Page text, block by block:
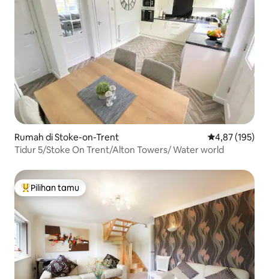
Rumah di Stoke-on-Trent Nilai rata-rata
4,87 (195)
Tidur 5/Stoke On Trent/Alton Towers/ Water world
Pilihan tamu terpopuler
Pilihan tamu